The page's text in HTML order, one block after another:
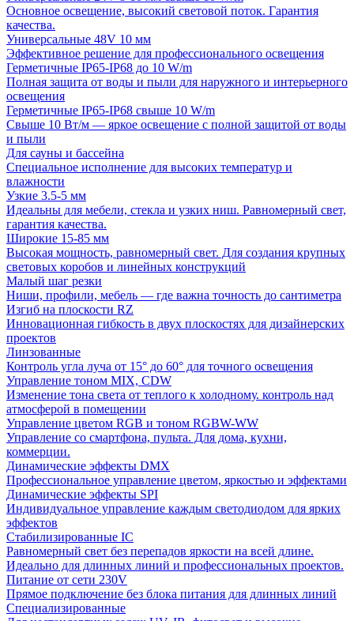
Основное освещение, высокий световой поток. Гарантия
качества.
Универсальные 48V 10 мм
Эффективное решение для профессионального освещения
Герметичные IP65-IP68 до 10 W/m
Полная защита от воды и пыли для наружного и интерьерного
освещения
Герметичные IP65-IP68 свыше 10 W/m
Свыше 10 Вт/м — яркое освещение с полной защитой от воды
и пыли
Для сауны и бассейна
Специальное исполнение для высоких температур и
влажности
Узкие 3.5-5 мм
Идеальны для мебели, стекла и узких ниш. Равномерный свет,
гарантия качества.
Широкие 15-85 мм
Высокая мощность, равномерный свет. Для создания крупных
световых коробов и линейных конструкций
Малый шаг резки
Ниши, профили, мебель — где важна точность до сантиметра
Изгиб на плоскости RZ
Инновационная гибкость в двух плоскостях для дизайнерских
проектов
Линзованные
Контроль угла луча от 15° до 60° для точного освещения
Управление тоном MIX, CDW
Изменение тона света от теплого к холодному. контроль над
атмосферой в помещении
Управление цветом RGB и тоном RGBW-WW
Управление со смартфона, пульта. Для дома, кухни,
коммерции.
Динамические эффекты DMX
Профессиональное управление цветом, яркостью и эффектами
Динамические эффекты SPI
Индивидуальное управление каждым светодиодом для ярких
эффектов
Стабилизированные IC
Равномерный свет без перепадов яркости на всей длине.
Идеально для длинных линий и профессиональных проектов.
Питание от сети 230V
Прямое подключение без блока питания для длинных линий
Специализированные